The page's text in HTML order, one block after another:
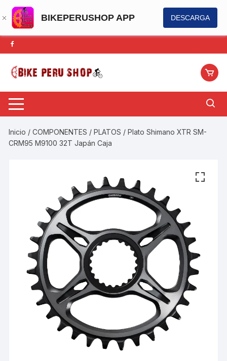
BIKEPERUSHOP APP DESCARGA
Saltar
al
contenido
Inicio /COMPONENTES /PLATOS / Plato Shimano XTR SM-
CRM95 M9100 32T Japán Caja